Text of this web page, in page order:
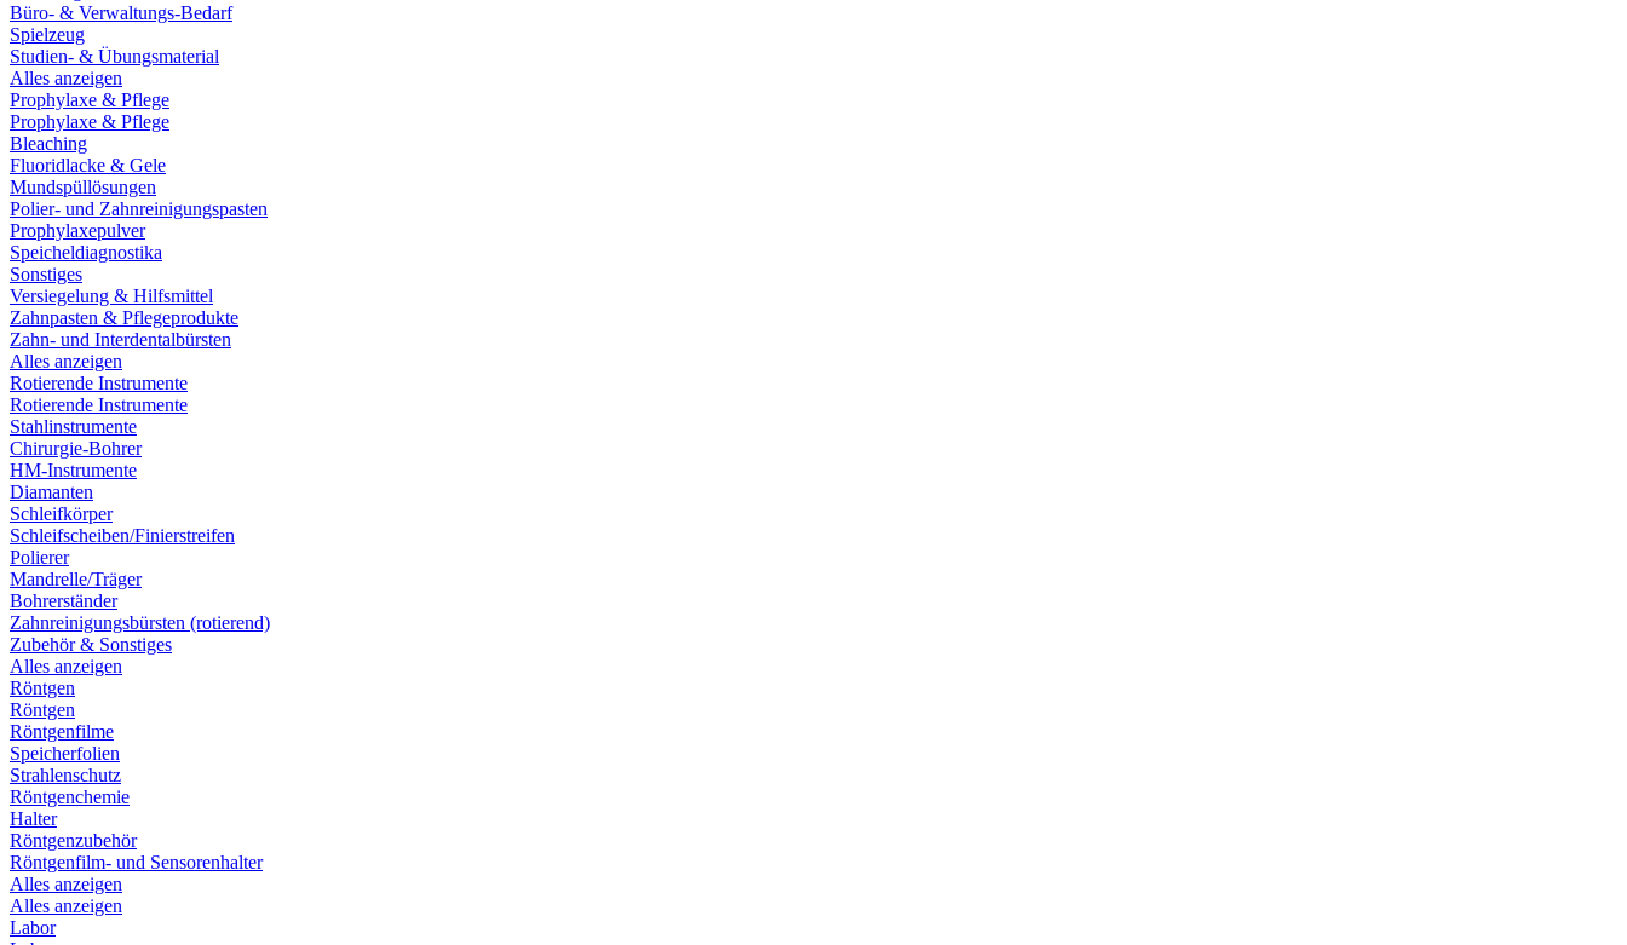
Büro- & Verwaltungs-Bedarf
Spielzeug
Studien- & Übungsmaterial
Alles anzeigen
Prophylaxe & Pflege
Prophylaxe & Pflege
Bleaching
Fluoridlacke & Gele
Mundspüllösungen
Polier- und Zahnreinigungspasten
Prophylaxepulver
Speicheldiagnostika
Sonstiges
Versiegelung & Hilfsmittel
Zahnpasten & Pflegeprodukte
Zahn- und Interdentalbürsten
Alles anzeigen
Rotierende Instrumente
Rotierende Instrumente
Stahlinstrumente
Chirurgie-Bohrer
HM-Instrumente
Diamanten
Schleifkörper
Schleifscheiben/Finierstreifen
Polierer
Mandrelle/Träger
Bohrerständer
Zahnreinigungsbürsten (rotierend)
Zubehör & Sonstiges
Alles anzeigen
Röntgen
Röntgen
Röntgenfilme
Speicherfolien
Strahlenschutz
Röntgenchemie
Halter
Röntgenzubehör
Röntgenfilm- und Sensorenhalter
Alles anzeigen
Alles anzeigen
Labor